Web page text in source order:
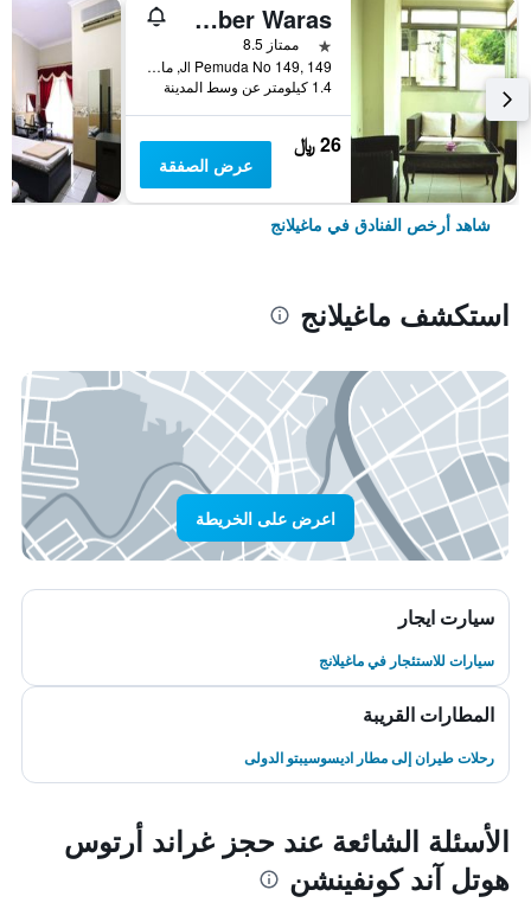
Hotel Sumber Waras
نجمة واحدة
ممتاز 8.5
Jl Pemuda No 149, 149, ماغيلانج, إندونيسيا
1.4 كيلومتر عن وسط المدينة
26 ﷼
عرض الصفقة
شاهد أرخص الفنادق في ماغيلانج
استكشف ماغيلانج
اعرض على الخريطة
سيارت ايجار
سيارات للاستئجار في ماغيلانج
المطارات القريبة
رحلات طيران إلى مطار اديسوسيبتو الدولى
الأسئلة الشائعة عند حجز غراند أرتوس
هوتل آند كونفينشن